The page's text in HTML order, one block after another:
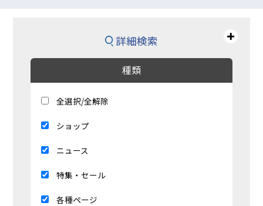
詳細検索
種類
全選択/全解除
ショップ
ニュース
特集・セール
各種ページ